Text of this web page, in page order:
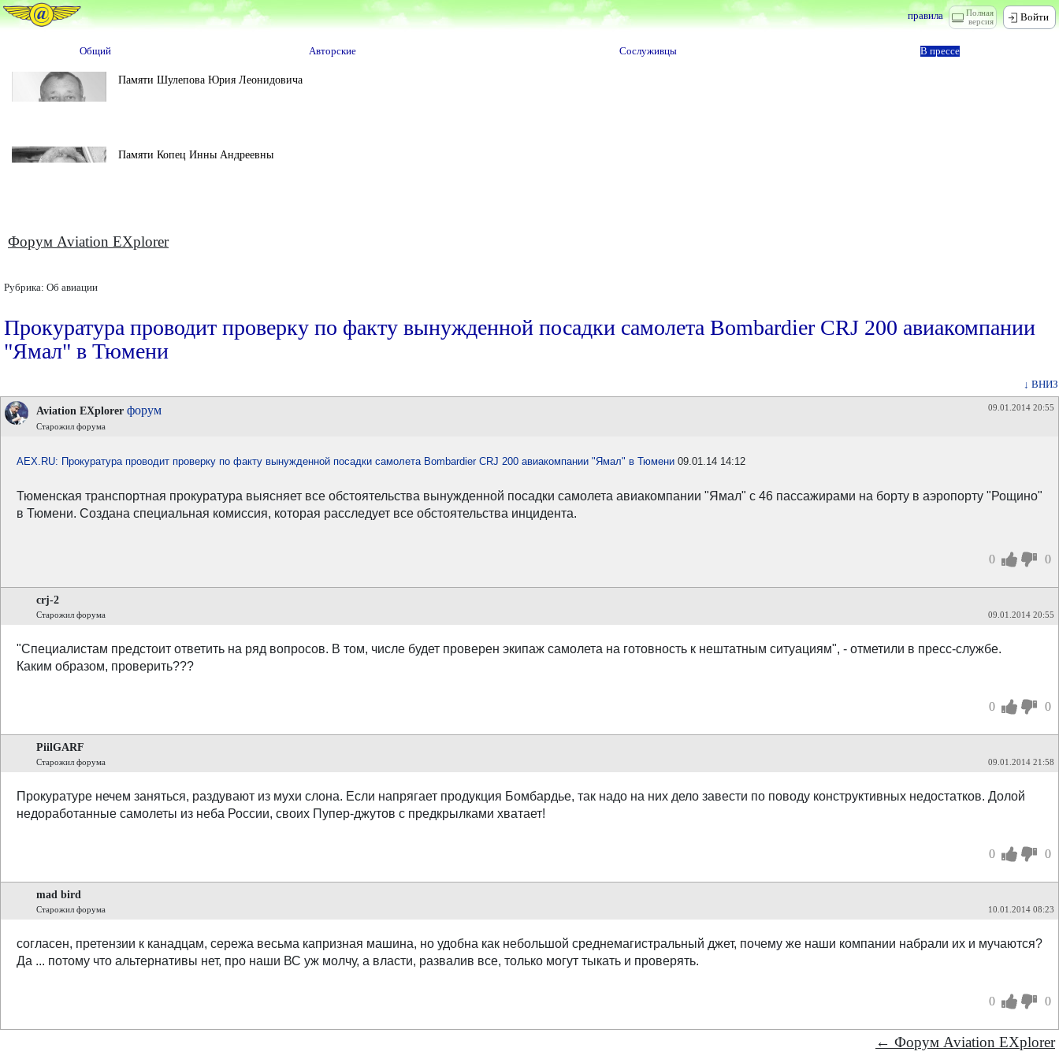
Полная
версия
правила Войти
Общий Авторские Сослуживцы В прессе
Памяти Шулепова Юрия Леонидовича
Памяти Копец Инны Андреевны
Форум Aviation EXplorer
Рубрика: Об авиации
Прокуратура проводит проверку по факту вынужденной посадки самолета Bombardier CRJ 200 авиакомпании
"Ямал" в Тюмени
↓ ВНИЗ
Aviation EXplorer форум
Старожил форума
09.01.2014 20:55
AEX.RU: Прокуратура проводит проверку по факту вынужденной посадки самолета Bombardier CRJ 200 авиакомпании "Ямал" в Тюмени 09.01.14 14:12
Тюменская транспортная прокуратура выясняет все обстоятельства вынужденной посадки самолета авиакомпании "Ямал" с 46 пассажирами на борту в аэропорту "Рощино"
в Тюмени. Создана специальная комиссия, которая расследует все обстоятельства инцидента.
0 0
crj-2
Старожил форума 09.01.2014 20:55
"Специалистам предстоит ответить на ряд вопросов. В том, числе будет проверен экипаж самолета на готовность к нештатным ситуациям", - отметили в пресс-службе.
Каким образом, проверить???
0 0
PiilGARF
Старожил форума 09.01.2014 21:58
Прокуратуре нечем заняться, раздувают из мухи слона. Если напрягает продукция Бомбардье, так надо на них дело завести по поводу конструктивных недостатков. Долой
недоработанные самолеты из неба России, своих Пупер-джутов с предкрылками хватает!
0 0
mad bird
Старожил форума 10.01.2014 08:23
согласен, претензии к канадцам, сережа весьма капризная машина, но удобна как небольшой среднемагистральный джет, почему же наши компании набрали их и мучаются?
Да ... потому что альтернативы нет, про наши ВС уж молчу, а власти, развалив все, только могут тыкать и проверять.
0 0
← Форум Aviation EXplorer